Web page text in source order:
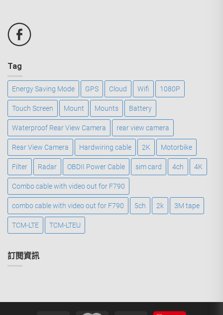
Tag
Energy Saving Mode GPS Cloud Wifi 1080P
Touch Screen Mount Mounts Battery
Waterproof Rear View Camera rear view camera
Rear View Camera Hardwiring cable 2K Motorbike
Filter Radar OBDII Power Cable sim card 4ch 4K
Combo cable with video out for F790
combo cable with video out for F790 5ch 2k 3M tape
TCM-LTE TCM-LTEU
訂閱資訊